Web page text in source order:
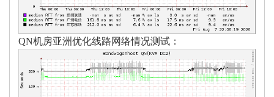
QN机房亚洲优化线路网络情况测试：